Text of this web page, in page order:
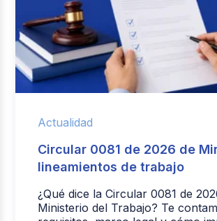
Actualidad
Circular 0081 de 2026 de
lineamientos de trabajo
¿Qué dice la Circular 0081 de
Ministerio del Trabajo? Te